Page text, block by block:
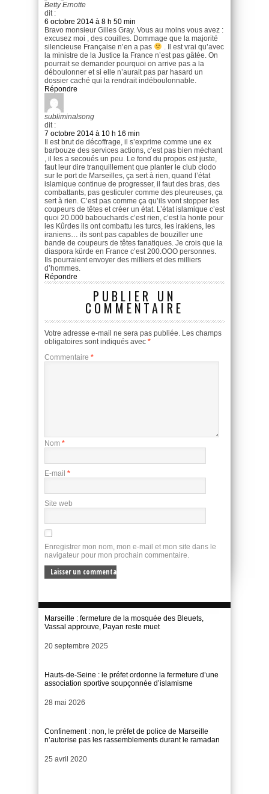
Betty Ernotte
dit :
6 octobre 2014 à 8 h 50 min
Bravo monsieur Gilles Gray. Vous au moins vous avez :
excusez moi , des couilles. Dommage que la majorité
silencieuse Française n’en a pas
. Il est vrai qu’avec
la ministre de la Justice la France n’est pas gâtée. On
pourrait se demander pourquoi on arrive pas a la
déboulonner et si elle n’aurait pas par hasard un
dossier caché qui la rendrait indéboulonnable.
Répondre
subliminalsong
dit :
7 octobre 2014 à 10 h 16 min
Il est brut de décoffrage, il s’exprime comme une ex
barbouze des services actions, c’est pas bien méchant
, il les a secoués un peu. Le fond du propos est juste,
faut leur dire tranquillement que planter le club clodo
sur le port de Marseilles, ça sert à rien, quand l’état
islamique continue de progresser, il faut des bras, des
combattants, pas gesticuler comme des pleureuses, ça
sert à rien. C’est pas comme ça qu’ils vont stopper les
coupeurs de têtes et créer un état. L’état islamique c’est
quoi 20.000 babouchards c’est rien, c’est la honte pour
les Kûrdes ils ont combattu les turcs, les irakiens, les
iraniens… ils sont pas capables de bouziller une
bande de coupeurs de têtes fanatiques. Je crois que la
diaspora kürde en France c’est 200.OOO personnes.
Ils pourraient envoyer des milliers et des milliers
d’hommes.
Répondre
PUBLIER UN
COMMENTAIRE
Votre adresse e-mail ne sera pas publiée. Les champs
obligatoires sont indiqués avec *
Commentaire *
Nom *
E-mail *
Site web
Enregistrer mon nom, mon e-mail et mon site dans le
navigateur pour mon prochain commentaire.
Marseille : fermeture de la mosquée des Bleuets,
Vassal approuve, Payan reste muet
Date
20 septembre 2025
Hauts-de-Seine : le préfet ordonne la fermeture d’une
association sportive soupçonnée d’islamisme
Date
28 mai 2026
Confinement : non, le préfet de police de Marseille
n’autorise pas les rassemblements durant le ramadan
Date
25 avril 2020